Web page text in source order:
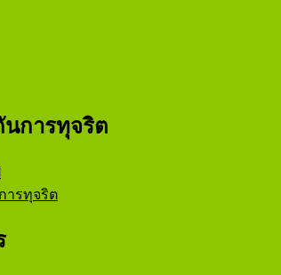
นการทุจริต
ารทุจริต